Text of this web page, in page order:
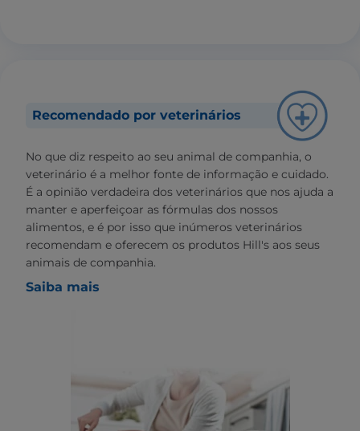
Recomendado por veterinários
No que diz respeito ao seu animal de companhia, o
veterinário é a melhor fonte de informação e cuidado.
É a opinião verdadeira dos veterinários que nos ajuda a
manter e aperfeiçoar as fórmulas dos nossos
alimentos, e é por isso que inúmeros veterinários
recomendam e oferecem os produtos Hill's aos seus
animais de companhia.
Saiba mais